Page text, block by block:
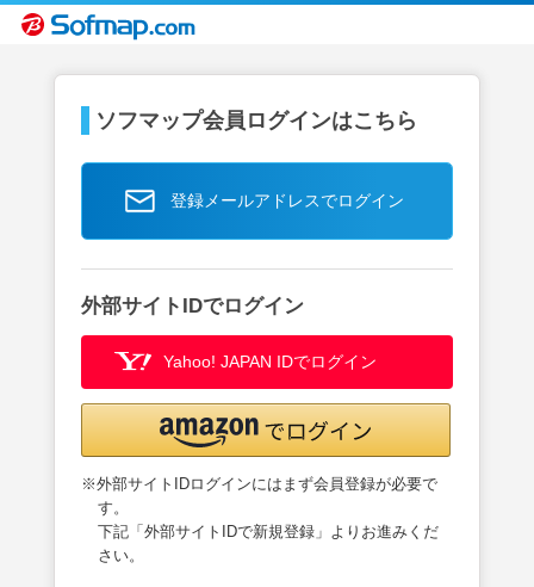
ソフマップ会員ログインはこちら
登録メールアドレスでログイン
外部サイトIDでログイン
Yahoo! JAPAN IDでログイン
※外部サイトIDログインにはまず会員登録が必要で
す。
下記「外部サイトIDで新規登録」よりお進みくだ
さい。